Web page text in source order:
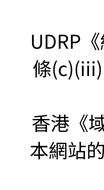
UDRP
條
香港《
本網站